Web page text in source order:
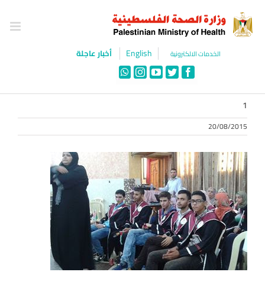
content
الخدمات الالكترونية English أخبار عاجلة
Facebook
Twitter
YouTube
Instagram
WhatsApp
1
20/08/2015